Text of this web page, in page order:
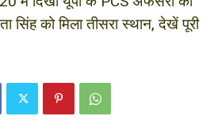
सिंह को मिला तीसरा स्थान, देखें पूरी